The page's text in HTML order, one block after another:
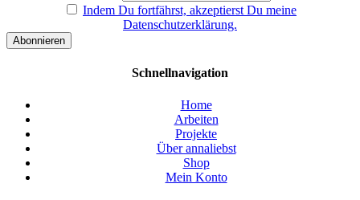
Indem Du fortfährst, akzeptierst Du meine
Datenschutzerklärung.
Schnellnavigation
Home
Arbeiten
Projekte
Über annaliebst
Shop
Mein Konto